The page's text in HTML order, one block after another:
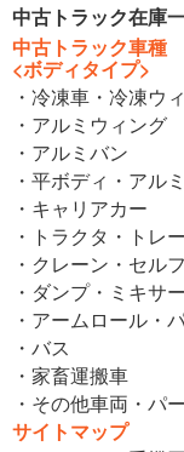
中古トラック在庫
中古トラック車種
<ボディタイプ>
・冷凍車・冷凍ウ
・アルミウィング
・アルミバン
・平ボディ・アル
・キャリアカー
・トラクタ・トレ
・クレーン・セルフ
・ダンプ・ミキサー
・アームロール・
・バス
・家畜運搬車
・その他車両・パ
サイトマップ